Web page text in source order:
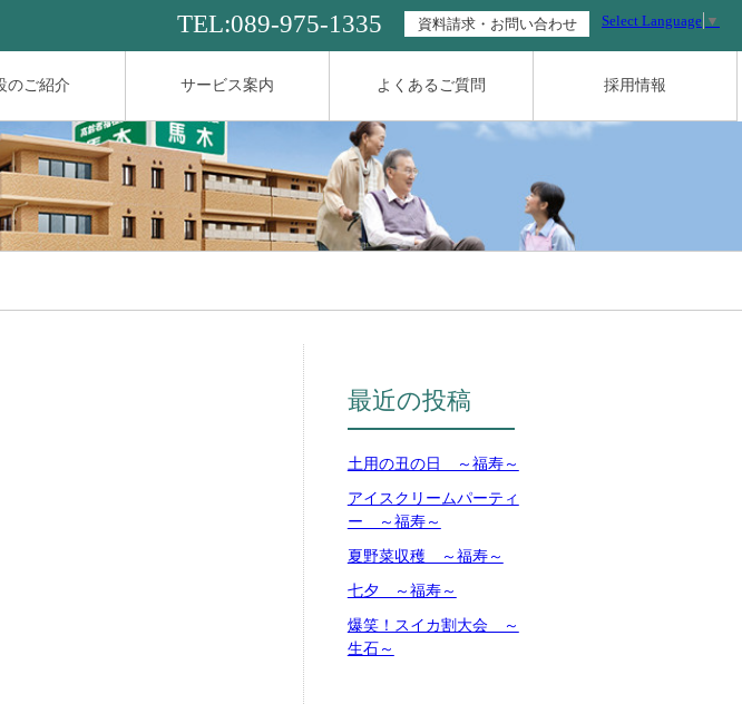
のご紹介 サービス案内 よくあるご質問 採用情報
TEL:089-975-1335 資料請求・お問い合わせ Select Language ▼
最近の投稿
土用の丑の日 ～福寿～
アイスクリームパーティ
ー ～福寿～
夏野菜収穫 ～福寿～
七夕 ～福寿～
爆笑！スイカ割大会 ～
生石～